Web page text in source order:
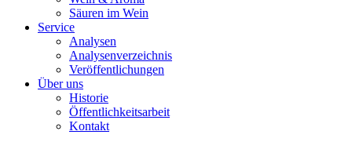
Säuren im Wein
Service
Analysen
Analysenverzeichnis
Veröffentlichungen
Über uns
Historie
Öffentlichkeitsarbeit
Kontakt